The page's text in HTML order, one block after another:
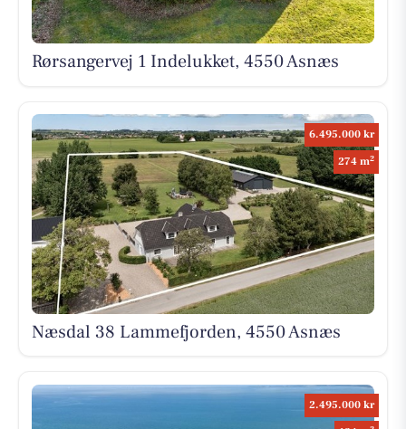
Rørsangervej 1 Indelukket, 4550 Asnæs
6.495.000 kr
274 m2
Næsdal 38 Lammefjorden, 4550 Asnæs
2.495.000 kr